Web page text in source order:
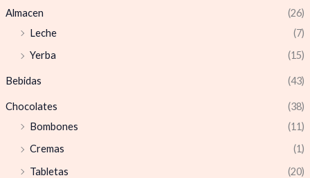
Almacen
(26)
Leche
(7)
Yerba
(15)
Bebidas (43)
Chocolates
(38)
Bombones
(11)
Cremas
(1)
Tabletas
(20)